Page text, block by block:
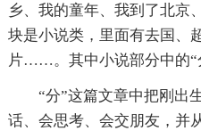
乡、我的童年、我到了北
块是小说类，里面有去国、
片……。其中小说部分中的“
“分”这篇文章中把刚出
话、会思考、会交朋友，并